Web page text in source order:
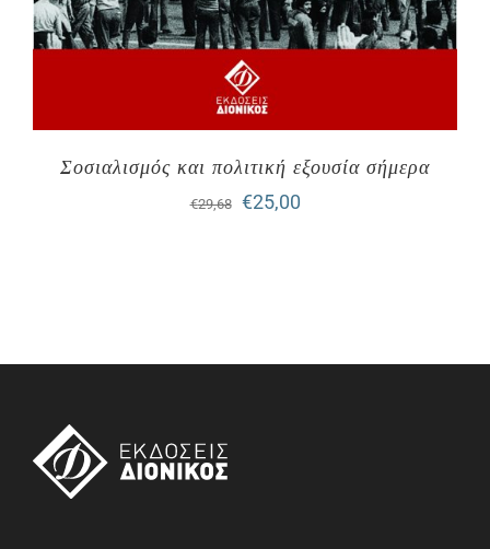
Σοσιαλισμός και πολιτική εξουσία σήμερα
€29,68
Original
€25,00Η